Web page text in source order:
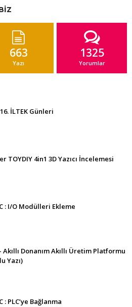
663
Yazı
1325
Yorumlar
16. İLTEK Günleri
TOYDIY 4in1 3D Yazıcı İncelemesi
: I/O Modülleri Ekleme
Akıllı Donanım Akıllı Üretim Platformu
Yazı)
: PLC’ye Bağlanma